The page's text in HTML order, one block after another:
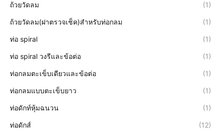
ถ้วยวัดลม (1)
ถ้วยวัดลม(ฝาตรวจเช็ค)สำหรับท่อกลม (1)
ท่อ spiral (1)
ท่อ spiral วงรีและข้อต่อ (1)
ท่อกลมตะเข็บเดียวและข้อต่อ (1)
ท่อกลมแบบตะเข็บยาว (1)
ท่อดักท์หุ้มฉนวน (1)
ท่อดักส์ (12)